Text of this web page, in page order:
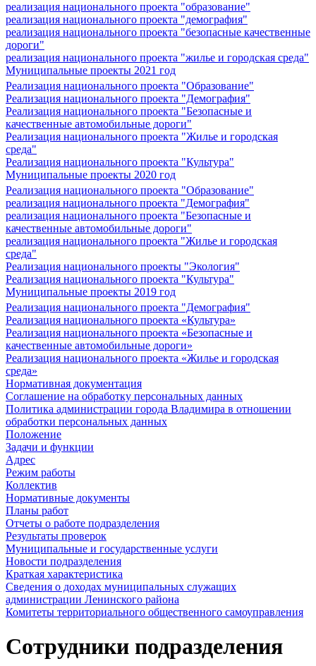
реализация национального проекта "образование"
реализация национального проекта "демография"
реализация национального проекта "безопасные качественные
дороги"
реализация национального проекта "жилье и городская среда"
Муниципальные проекты 2021 год
Реализация национального проекта "Образование"
Реализация национального проекта "Демография"
Реализация национального проекта "Безопасные и
качественные автомобильные дороги"
Реализация национального проекта "Жилье и городская
среда"
Реализация национального проекта "Культура"
Муниципальные проекты 2020 год
Реализация национального проекта "Образование"
реализация национального проекта "Демография"
реализация национального проекта "Безопасные и
качественные автомобильные дороги"
реализация национального проекта "Жилье и городская
среда"
Реализация национального проекты "Экология"
Реализация национального проекта "Культура"
Муниципальные проекты 2019 год
Реализация национального проекта "Демография"
Реализация национального проекта «Культура»
Реализация национального проекта «Безопасные и
качественные автомобильные дороги»
Реализация национального проекта «Жилье и городская
среда»
Нормативная документация
Соглашение на обработку персональных данных
Политика администрации города Владимира в отношении
обработки персональных данных
Положение
Задачи и функции
Адрес
Режим работы
Коллектив
Нормативные документы
Планы работ
Отчеты о работе подразделения
Результаты проверок
Муниципальные и государственные услуги
Новости подразделения
Краткая характеристика
Сведения о доходах муниципальных служащих
администрации Ленинского района
Комитеты территориального общественного самоуправления
Сотрудники подразделения